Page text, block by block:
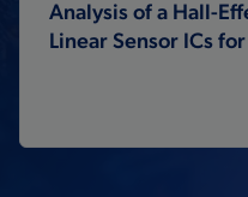
Analysis of a Hall-
Linear Sensor ICs